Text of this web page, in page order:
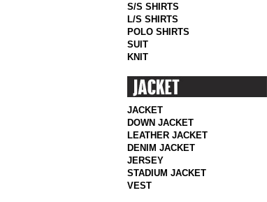
S/S SHIRTS
L/S SHIRTS
POLO SHIRTS
SUIT
KNIT
JACKET
DOWN JACKET
LEATHER JACKET
DENIM JACKET
JERSEY
STADIUM JACKET
VEST